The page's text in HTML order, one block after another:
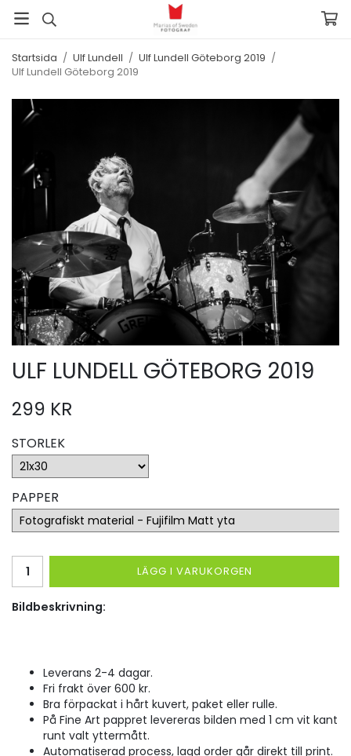
Startsida / Ulf Lundell / Ulf Lundell Göteborg 2019 /
Ulf Lundell Göteborg 2019
ULF LUNDELL GÖTEBORG 2019
299 KR
STORLEK
PAPPER
LÄGG I VARUKORGEN
Bildbeskrivning:
Leverans 2-4 dagar.
Fri frakt över 600 kr.
Bra förpackat i hårt kuvert, paket eller rulle.
På Fine Art pappret levereras bilden med 1 cm vit kant
runt valt yttermått.
Automatiserad process, lagd order går direkt till print.